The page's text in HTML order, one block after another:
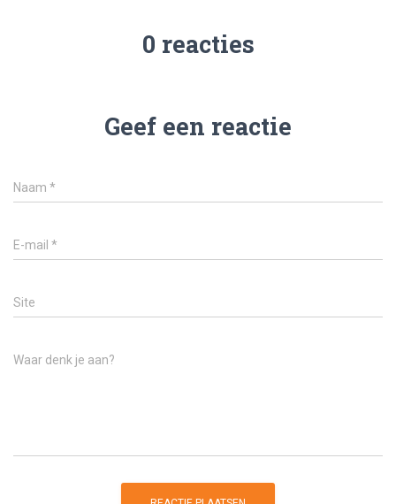
0 reacties
Geef een reactie
Naam *
E-mail *
Site
Waar denk je aan?